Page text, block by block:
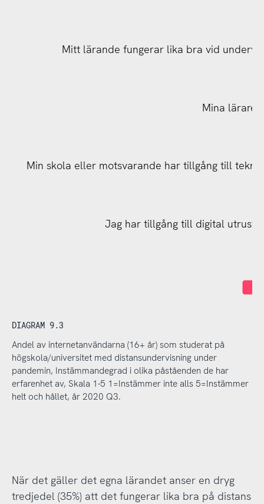
Min skola eller motsvarande har tillgång till
Jag har tillgång till digital
Min skola eller motsvarande har tillgång till
Mina lärare
Mitt lärande fungerar lika bra vid
DIAGRAM 9.3
Andel av internetanvändarna (16+ år) som studerat på
högskola/universitet med distansundervisning under
pandemin, Instämmandegrad i olika påståenden de har
erfarenhet av, Skala 1-5 1=Instämmer inte alls 5=Instämmer
helt och hållet, år 2020 Q3.
När det gäller det egna lärandet anser en dryg
tredjedel (35%) att det fungerar lika bra på distans